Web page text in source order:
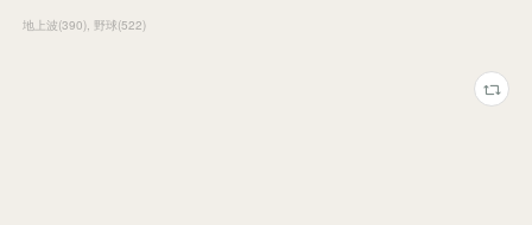
地上波(390) 野球(522)